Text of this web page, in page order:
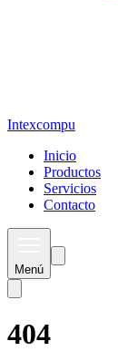
Intexcompu
Inicio
Productos
Servicios
Contacto
Menú
404